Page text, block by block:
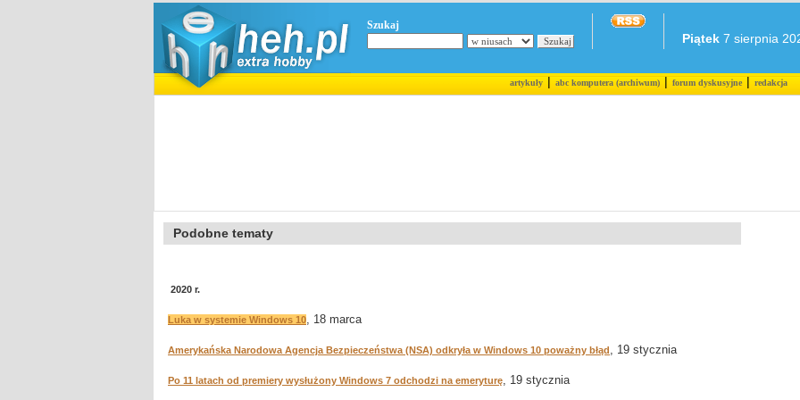
Szukaj
Piątek 7 sierpnia
artykuły|abc komputera (archiwum)|forum dyskusyjne|redakcja
Podobne tematy
2020 r.
Luka w systemie Windows 10, 18 marca
Amerykańska Narodowa Agencja Bezpieczeństwa (NSA) odkryła w Windows 10 poważny błąd, 19 stycznia
Po 11 latach od premiery wysłużony Windows 7 odchodzi na emeryturę, 19 stycznia